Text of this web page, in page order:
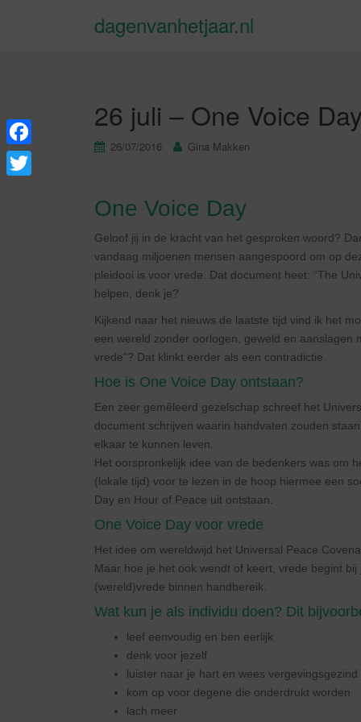
dagenvanhetjaar.nl
26 juli – One Voice Day
26/07/2016 Gina Makken
One Voice Day
Geloof jij in de kracht van het gesproken woord?
vandaag miljoenen mensen aangespoord om op
pleidooi is voor vrede. Dat document heet: “The
helpen, denk je?
Kijkend naar het nieuws de laatste tijd vind ik het
een wereld zonder oorlogen, geweld en aanslagen
vrede”? Dat klinkt eerder als een contradictie.
Hoe is One Voice Day ontstaan?
Een zeer gemêleerd gezelschap schreef het
document schrijven waarin handvaten zouden
elkaar te kunnen leven.
Het oorspronkelijk idee van de bedenkers was om
(lokale tijd) voor te lezen in de hoop hiermee een
Day en Hour of Peace uit ontstaan.
One Voice Day voor vrede
Het idee om wereldwijd het Universal Peace
Maar hoe je het ook wendt of keert, vrede begint
(wereld)vrede binnen handbereik.
Wat kun je als individu doen? Dit
leef eenvoudig en ben eerlijk
denk voor jezelf
luister naar je hart en wees vergevingsgezind
kom op voor degene die onderdrukt worden
lach meer
F